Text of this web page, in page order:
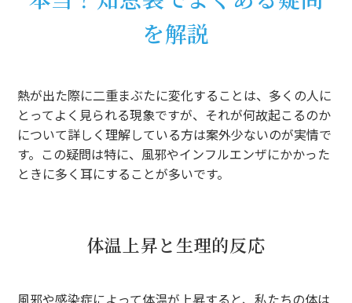
を解説
熱が出た際に二重まぶたに変化することは、多くの人に
とってよく見られる現象ですが、それが何故起こるのか
について詳しく理解している方は案外少ないのが実情で
す。この疑問は特に、風邪やインフルエンザにかかった
ときに多く耳にすることが多いです。
体温上昇と生理的反応
風邪や感染症によって体温が上昇すると、私たちの体は